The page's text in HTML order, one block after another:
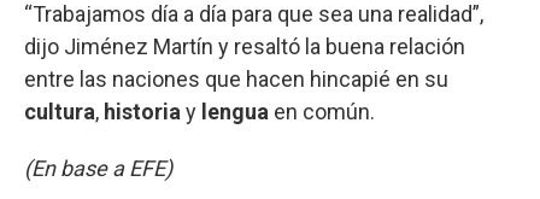
“Trabajamos día a día para que sea una realidad”,
dijo Jiménez Martín y resaltó la buena relación
entre las naciones que hacen hincapié en su
cultura, historiay lengua en común.
(En base a EFE)